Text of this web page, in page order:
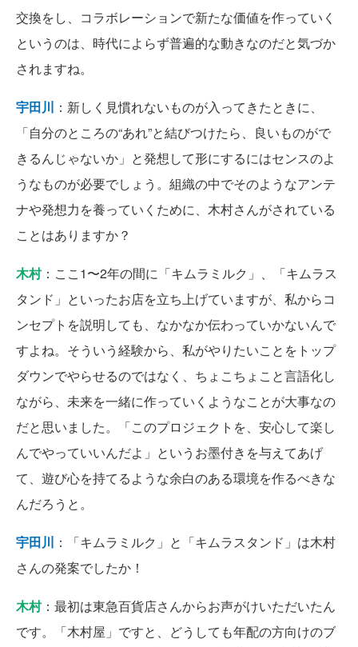
交換をし、コラボレーションで新たな価値を作っていく
というのは、時代によらず普遍的な動きなのだと気づか
されますね。
宇田川 ：新しく見慣れないものが入ってきたときに、
「自分のところの“あれ”と結びつけたら、良いものがで
きるんじゃないか」と発想して形にするにはセンスのよ
うなものが必要でしょう。組織の中でそのようなアンテ
ナや発想力を養っていくために、木村さんがされている
ことはありますか？
木村：ここ1〜2年の間に「キムラミルク」、「キムラス
タンド」といったお店を立ち上げていますが、私からコ
ンセプトを説明しても、なかなか伝わっていかないんで
すよね。そういう経験から、私がやりたいことをトップ
ダウンでやらせるのではなく、ちょこちょこと言語化し
ながら、未来を一緒に作っていくようなことが大事なの
だと思いました。「このプロジェクトを、安心して楽し
んでやっていいんだよ」というお墨付きを与えてあげ
て、遊び心を持てるような余白のある環境を作るべきな
んだろうと。
宇田川 ：「キムラミルク」と「キムラスタンド」は木村
さんの発案でしたか！
木村：最初は東急百貨店さんからお声がけいただいたん
です。「木村屋」ですと、どうしても年配の方向けのブ